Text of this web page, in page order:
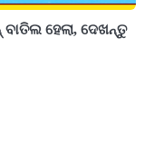
ବାତିଲ ହେଲା, ଦେଖନ୍ତୁ